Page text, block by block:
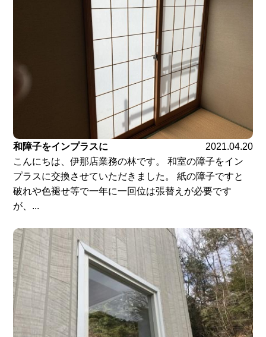
和障子をインプラスに
2021.04.20
こんにちは、伊那店業務の林です。 和室の障子をイン
プラスに交換させていただきました。 紙の障子ですと
破れや色褪せ等で一年に一回位は張替えが必要です
が、...